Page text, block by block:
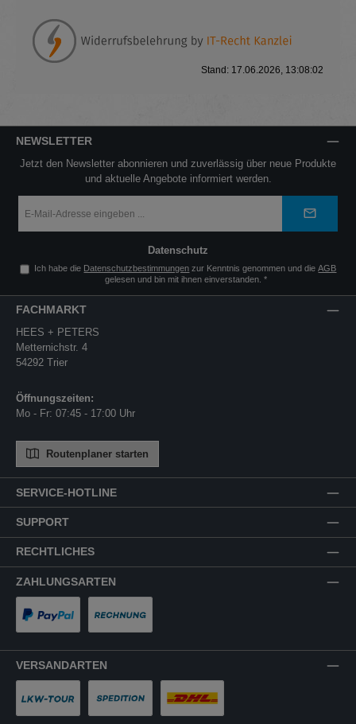
Stand: 17.06.2026, 13:08:02
NEWSLETTER
Jetzt den Newsletter abonnieren und zuverlässig über neue Produkte
und aktuelle Angebote informiert werden.
Mail-
Datenschutz
Ich habe die Datenschutzbestimmungen zur Kenntnis genommen und dieAGB
gelesen und bin mit ihnen einverstanden. *
SERVICE-HOTLINE
SUPPORT
RECHTLICHES
ZAHLUNGSARTEN
VERSANDARTEN
FACHMARKT
HEES + PETERS
Metternichstr. 4
54292 Trier
Öffnungszeiten:
Mo - Fr: 07:45 - 17:00 Uhr
Routenplaner starten